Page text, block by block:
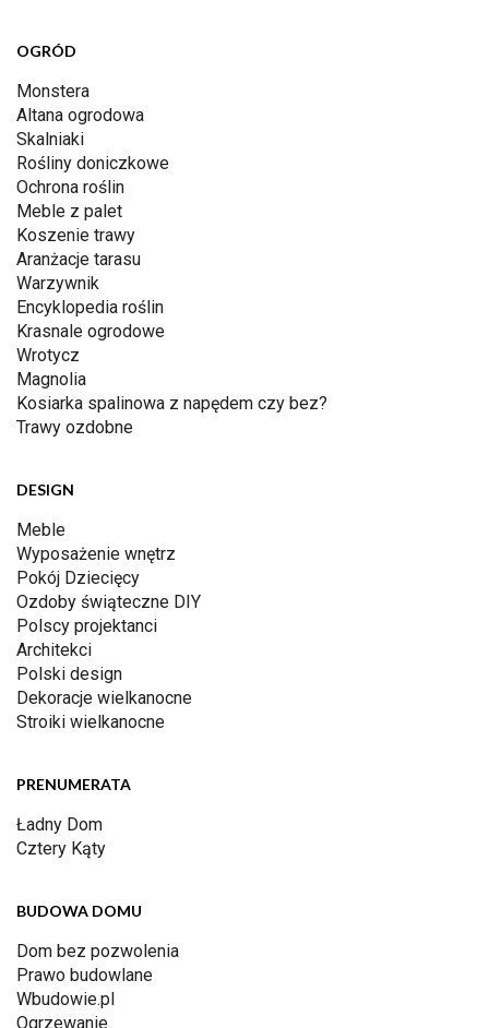
OGRÓD
Monstera
Altana ogrodowa
Skalniaki
Rośliny doniczkowe
Ochrona roślin
Meble z palet
Koszenie trawy
Aranżacje tarasu
Warzywnik
Encyklopedia roślin
Krasnale ogrodowe
Wrotycz
Magnolia
Kosiarka spalinowa z napędem czy bez?
Trawy ozdobne
DESIGN
Meble
Wyposażenie wnętrz
Pokój Dziecięcy
Ozdoby świąteczne DIY
Polscy projektanci
Architekci
Polski design
Dekoracje wielkanocne
Stroiki wielkanocne
PRENUMERATA
Ładny Dom
Cztery Kąty
BUDOWA DOMU
Dom bez pozwolenia
Prawo budowlane
Wbudowie.pl
Ogrzewanie